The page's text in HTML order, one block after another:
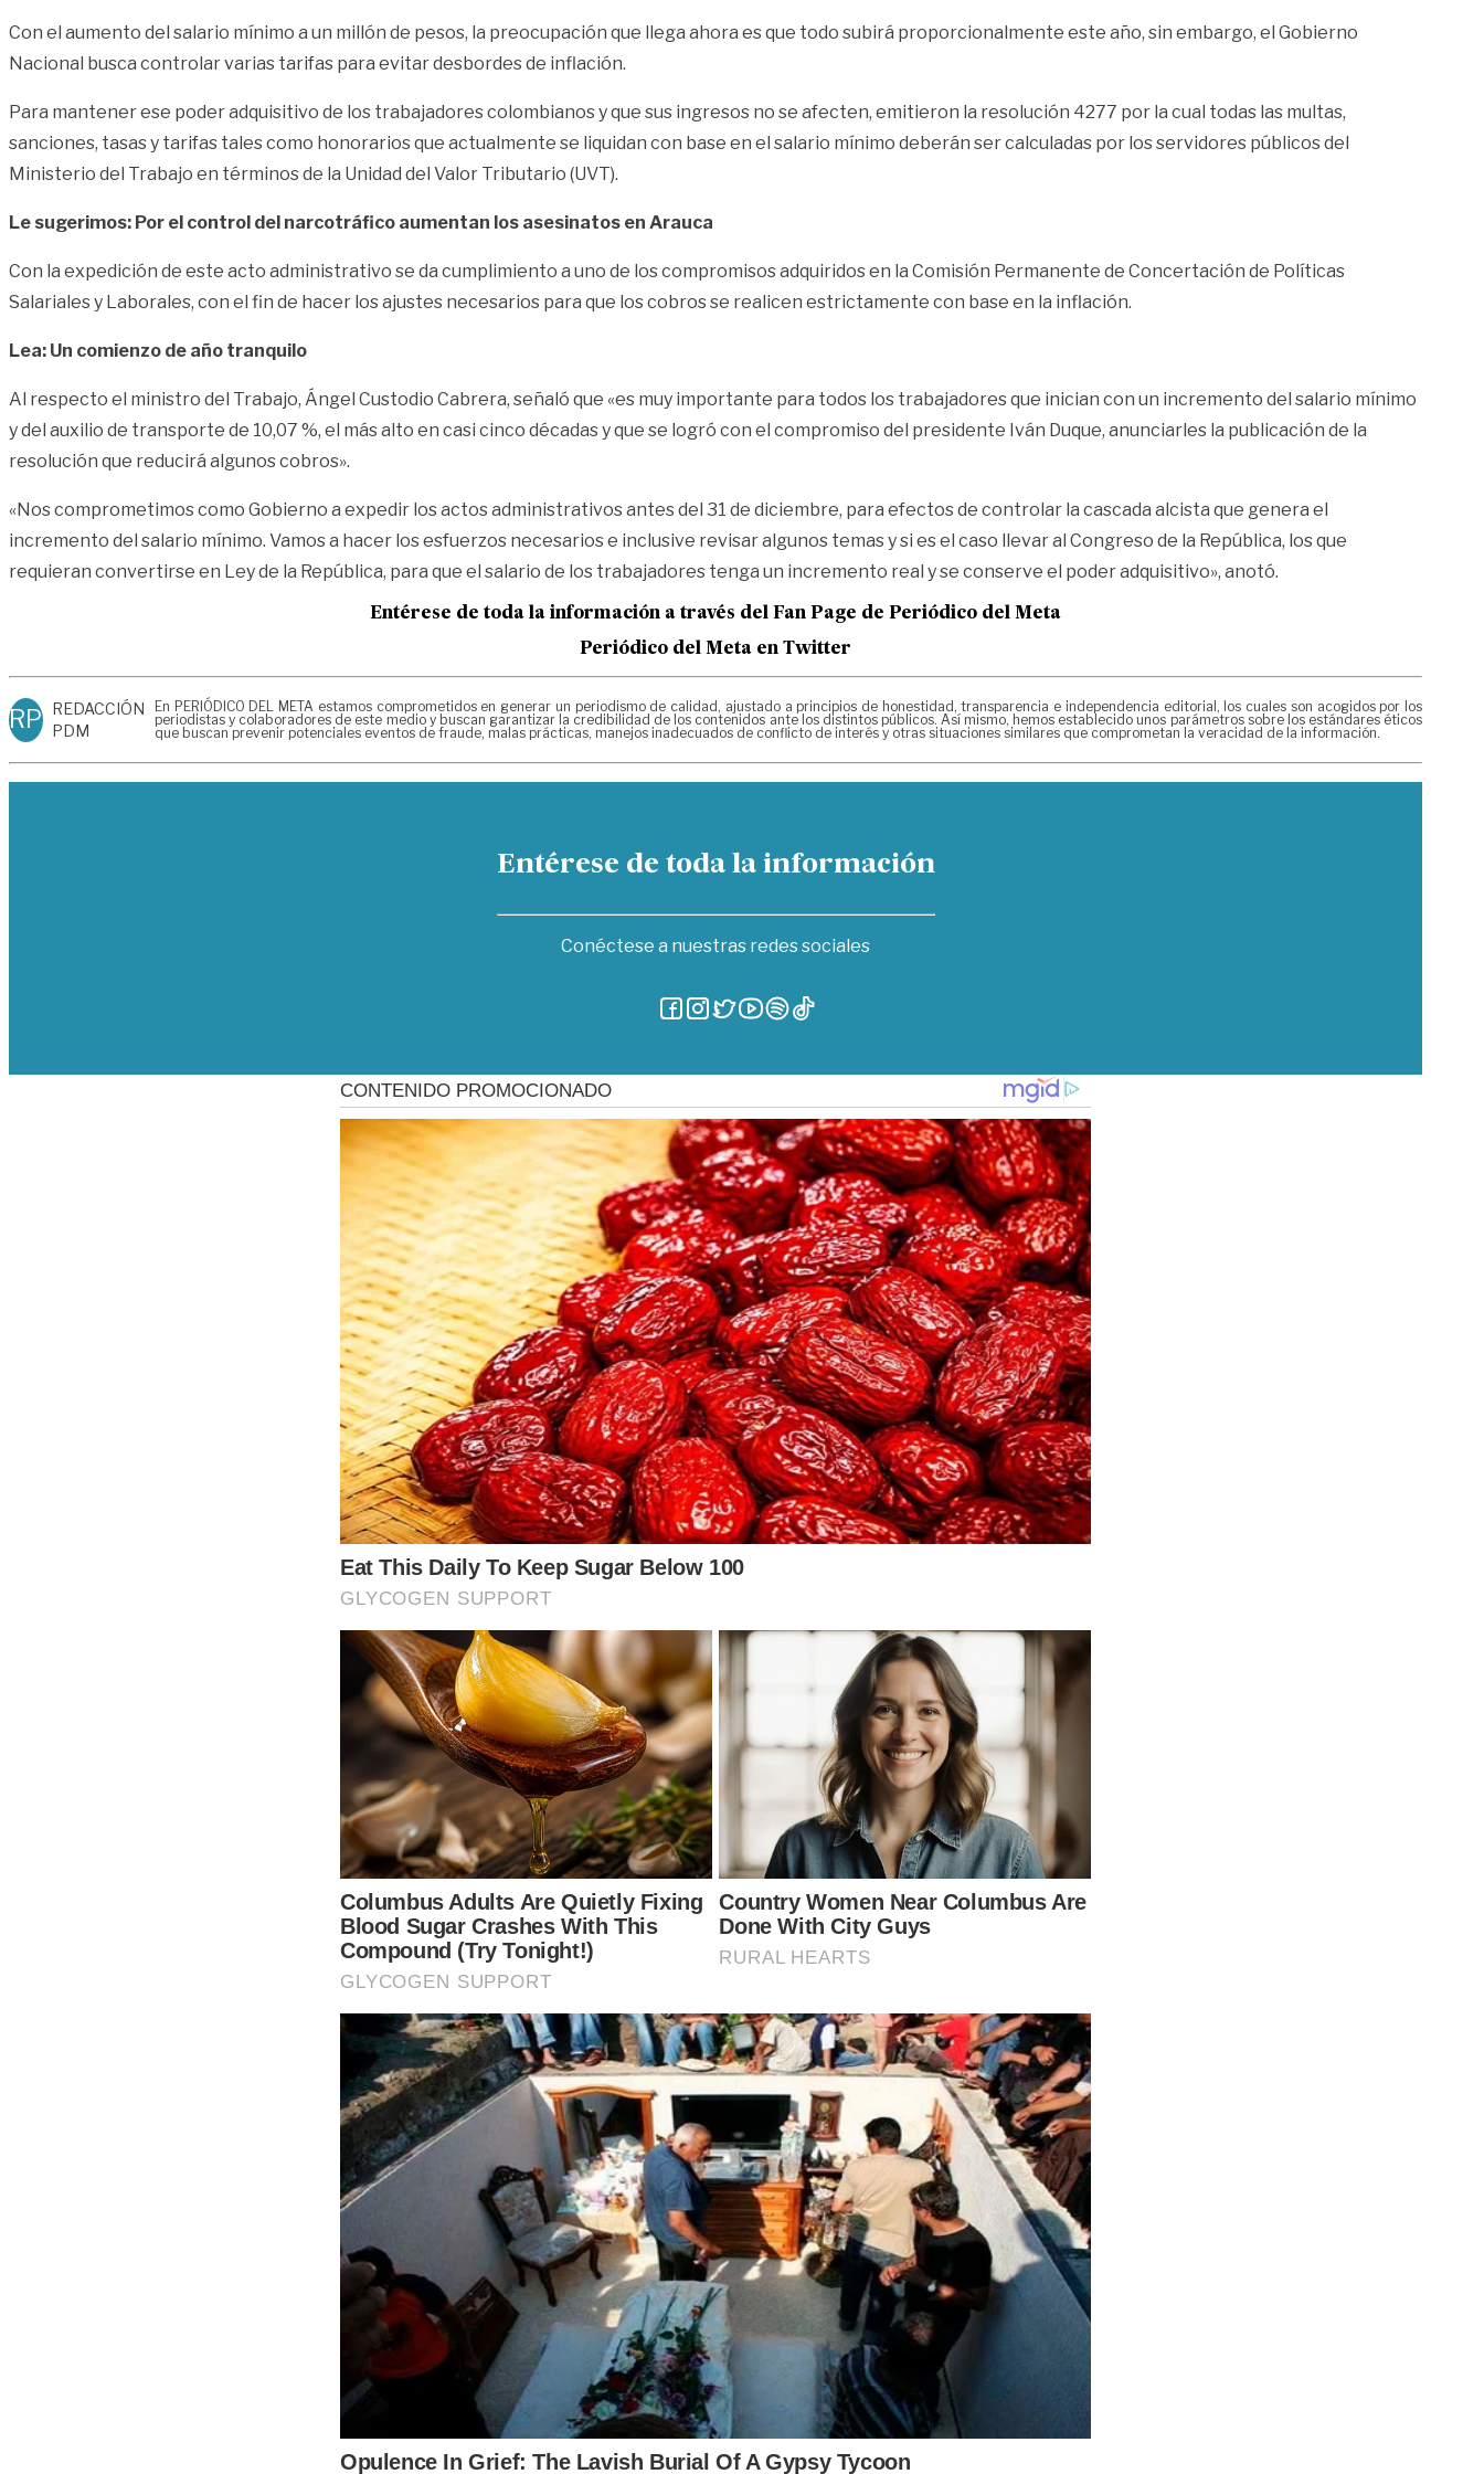
Con el aumento del salario mínimo a un millón de pesos, la preocupación que llega ahora es que todo subirá proporcionalmente este año, sin embargo, el Gobierno
Nacional busca controlar varias tarifas para evitar desbordes de inflación.
Para mantener ese poder adquisitivo de los trabajadores colombianos y que sus ingresos no se afecten, emitieron la resolución 4277 por la cual todas las multas,
sanciones, tasas y tarifas tales como honorarios que actualmente se liquidan con base en el salario mínimo deberán ser calculadas por los servidores públicos del
Ministerio del Trabajo en términos de la Unidad del Valor Tributario (UVT).
Le sugerimos: Por el control del narcotráfico aumentan los asesinatos en Arauca
Con la expedición de este acto administrativo se da cumplimiento a uno de los compromisos adquiridos en la Comisión Permanente de Concertación de Políticas
Salariales y Laborales, con el fin de hacer los ajustes necesarios para que los cobros se realicen estrictamente con base en la inflación.
Lea: Un comienzo de año tranquilo
Al respecto el ministro del Trabajo, Ángel Custodio Cabrera, señaló que «es muy importante para todos los trabajadores que inician con un incremento del salario mínimo
y del auxilio de transporte de 10,07 %, el más alto en casi cinco décadas y que se logró con el compromiso del presidente Iván Duque, anunciarles la publicación de la
resolución que reducirá algunos cobros».
«Nos comprometimos como Gobierno a expedir los actos administrativos antes del 31 de diciembre, para efectos de controlar la cascada alcista que genera el
incremento del salario mínimo. Vamos a hacer los esfuerzos necesarios e inclusive revisar algunos temas y si es el caso llevar al Congreso de la República, los que
requieran convertirse en Ley de la República, para que el salario de los trabajadores tenga un incremento real y se conserve el poder adquisitivo», anotó.
Entérese de toda la información a través del Fan Page de Periódico del Meta
Periódico del Meta en Twitter
RP REDACCIÓN
PDM
En PERIÓDICO DEL META estamos comprometidos en generar un periodismo de calidad, ajustado a principios de honestidad, transparencia e independencia editorial, los cuales son acogidos por los
periodistas y colaboradores de este medio y buscan garantizar la credibilidad de los contenidos ante los distintos públicos. Así mismo, hemos establecido unos parámetros sobre los estándares éticos
que buscan prevenir potenciales eventos de fraude, malas prácticas, manejos inadecuados de conflicto de interés y otras situaciones similares que comprometan la veracidad de la información.
Entérese de toda la información
Conéctese a nuestras redes sociales